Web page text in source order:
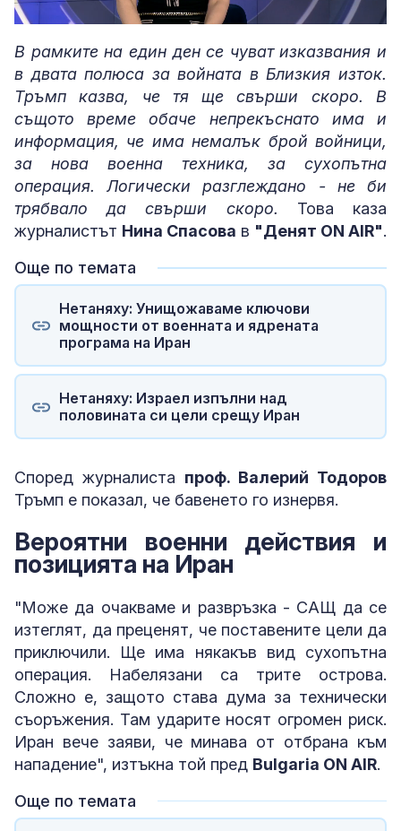
Unmute Loaded:
4.07%
В рамките на един ден се чуват изказвания и
в двата полюса за войната в Близкия изток.
Тръмп казва, че тя ще свърши скоро. В
същото време обаче непрекъснато има и
информация, че има немалък брой войници,
за нова военна техника, за сухопътна
операция. Логически разглеждано - не би
трябвало да свърши скоро. Това каза
журналистът Нина Спасова в "Денят ON AIR".
Още по темата
Нетаняху: Унищожаваме ключови
мощности от военната и ядрената
програма на Иран
Нетаняху: Израел изпълни над
половината си цели срещу Иран
Според журналиста проф. Валерий Тодоров
Тръмп е показал, че бавенето го изнервя.
Вероятни военни действия и
позицията на Иран
"Може да очакваме и развръзка - САЩ да се
изтеглят, да преценят, че поставените цели да
приключили. Ще има някакъв вид сухопътна
операция. Набелязани са трите острова.
Сложно е, защото става дума за технически
съоръжения. Там ударите носят огромен риск.
Иран вече заяви, че минава от отбрана към
нападение", изтъкна той пред Bulgaria ON AIR.
Още по темата